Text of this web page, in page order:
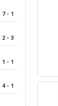
7 - 1
2 - 3
1 - 1
4 - 1